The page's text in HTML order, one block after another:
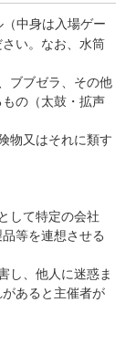
中身は入場ゲー
い。なお、水筒
ブブゼラ、その他
の（太鼓・拡声
物又はそれに類す
して特定の会社
等を連想させる
し、他人に迷惑ま
あると主催者が